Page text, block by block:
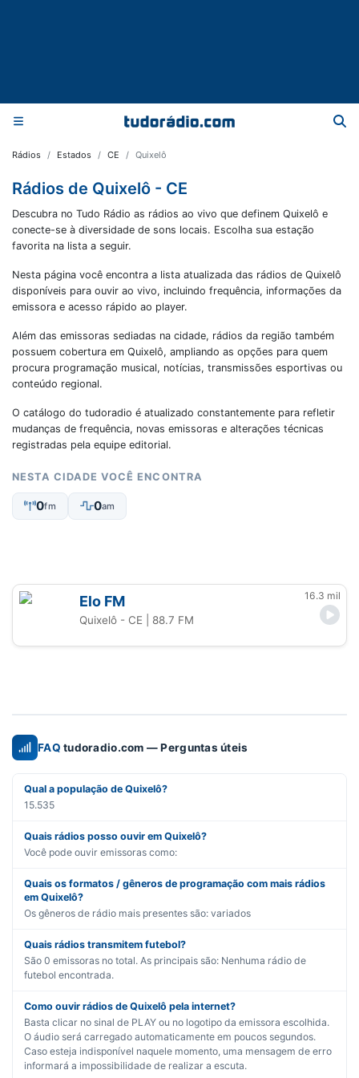
Rádios Estados CE Quixelô
Rádios de Quixelô - CE
Descubra no Tudo Rádio as rádios ao vivo que definem Quixelô e
conecte-se à diversidade de sons locais. Escolha sua estação
favorita na lista a seguir.
Nesta página você encontra a lista atualizada das rádios de Quixelô
disponíveis para ouvir ao vivo, incluindo frequência, informações da
emissora e acesso rápido ao player.
Além das emissoras sediadas na cidade, rádios da região também
possuem cobertura em Quixelô, ampliando as opções para quem
procura programação musical, notícias, transmissões esportivas ou
conteúdo regional.
O catálogo do tudoradio é atualizado constantemente para refletir
mudanças de frequência, novas emissoras e alterações técnicas
registradas pela equipe editorial.
NESTA CIDADE VOCÊ ENCONTRA
0fm 0am
Elo FM 16.3 mil
Quixelô - CE | 88.7 FM
FAQ tudoradio.com — Perguntas úteis
Qual a população de Quixelô?
15.535
Quais rádios posso ouvir em Quixelô?
Você pode ouvir emissoras como:
Quais os formatos / gêneros de programação com mais rádios
em Quixelô?
Os gêneros de rádio mais presentes são: variados
Quais rádios transmitem futebol?
São 0 emissoras no total. As principais são: Nenhuma rádio de
futebol encontrada.
Como ouvir rádios de Quixelô pela internet?
Basta clicar no sinal de PLAY ou no logotipo da emissora escolhida.
O áudio será carregado automaticamente em poucos segundos.
Caso esteja indisponível naquele momento, uma mensagem de erro
informará a impossibilidade de realizar a escuta.